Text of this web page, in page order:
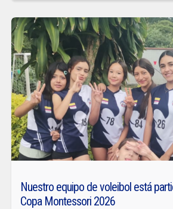
Nuestro equipo de voleibol está
Copa Montessori 2026